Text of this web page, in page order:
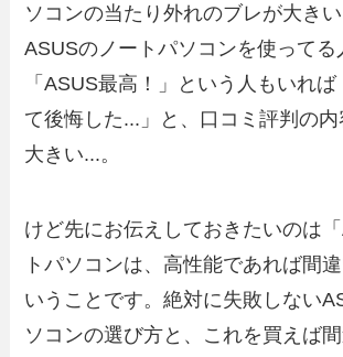
ソコンの当たり外れのブレが大き
ASUSのノートパソコンを使ってる
「ASUS最高！」という人もいれ
て後悔した...」と、口コミ評判の
大きい...。
けど先にお伝えしておきたいのは
トパソコンは、高性能であれば間
いうことです。絶対に失敗しない
ソコンの選び方と、これを買えば